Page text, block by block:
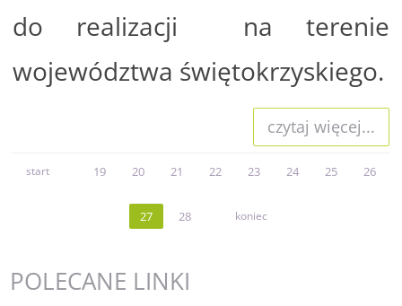
do realizacji na terenie
województwa świętokrzyskiego.
czytaj więcej...
start 19 20 21 22 23 24 25 26
27 28 koniec
POLECANE LINKI